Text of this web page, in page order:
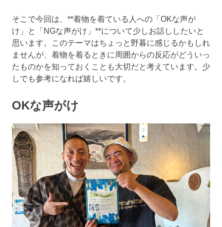
そこで今回は、**着物を着ている人への「OKな声が
け」と「NGな声がけ」**について少しお話ししたいと
思います。このテーマはちょっと野暮に感じるかもしれ
ませんが、着物を着るときに周囲からの反応がどういっ
たものかを知っておくことも大切だと考えています。少
しでも参考になれば嬉しいです。
OKな声がけ